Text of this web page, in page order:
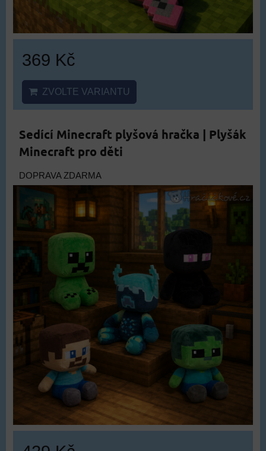
369 Kč
ZVOLTE VARIANTU
Sedící Minecraft plyšová hračka | Plyšák
Minecraft pro děti
DOPRAVA ZDARMA